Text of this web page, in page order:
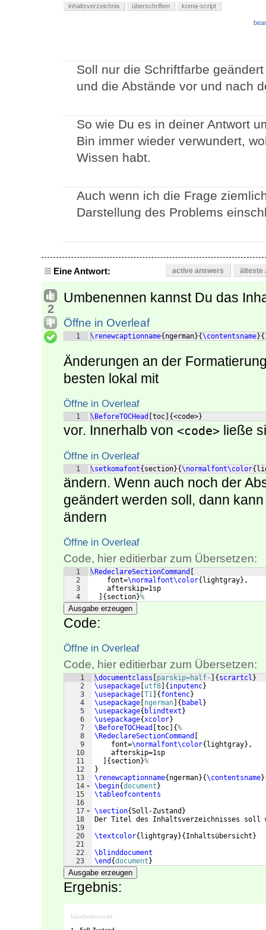
inhaltsverzeichnis überschriften koma-script
Soll nur die Schriftfarbe
und die Abstände vor und nach
So wie Du es in deiner Antwort
Bin immer wieder verwundert,
Wissen habt.
Auch wenn ich die Frage
Darstellung des Problems
Eine Antwort: active answers älteste
2
Umbenennen kannst Du das
Öffne in Overleaf
1 \renewcaptionname{ ngerman}{\contentsname}{
Änderungen an der
besten lokal mit
Öffne in Overleaf
1 \BeforeTOCHead toc {<code>}
vor. Innerhalb von <code> ließe
Öffne in Overleaf
1 \setkomafont{ section}{\normalfont\color{
ändern. Wenn auch noch der
geändert werden soll, dann
ändern
Öffne in Overleaf
Code, hier editierbar zum Übersetzen:
1
2
3
4
\RedeclareSectionCommand
    font=
\normalfont\color{ lightgray} ,
    afterskip=1sp
{ section}%
Ausgabe erzeugen
Code:
Öffne in Overleaf
Code, hier editierbar zum Übersetzen:
1
2
3
4
5
6
7
8
9
10
11
12
13
14
15
16
17
18
19
20
21
22
23
\documentclass parskip=half- { scrartcl }
\usepackage utf8 { inputenc}
\usepackage T1 { fontenc}
\usepackage ngerman { babel }
\usepackage{ blindtext }
\usepackage{xcolor}
\BeforeTOCHead
toc {%
\RedeclareSectionCommand
    font=
\normalfont\color{ lightgray} ,
    afterskip=1sp
{ section}%
}
\renewcaptionname{ ngerman}{\contentsname}
\begin{document }
\tableofcontents
\section{Soll-Zustand }
Der Titel des Inhaltsverzeichnisses soll
\textcolor{ lightgray}{ Inhaltsübersicht }
\blinddocument
\end {document }
Ausgabe erzeugen
Ergebnis: